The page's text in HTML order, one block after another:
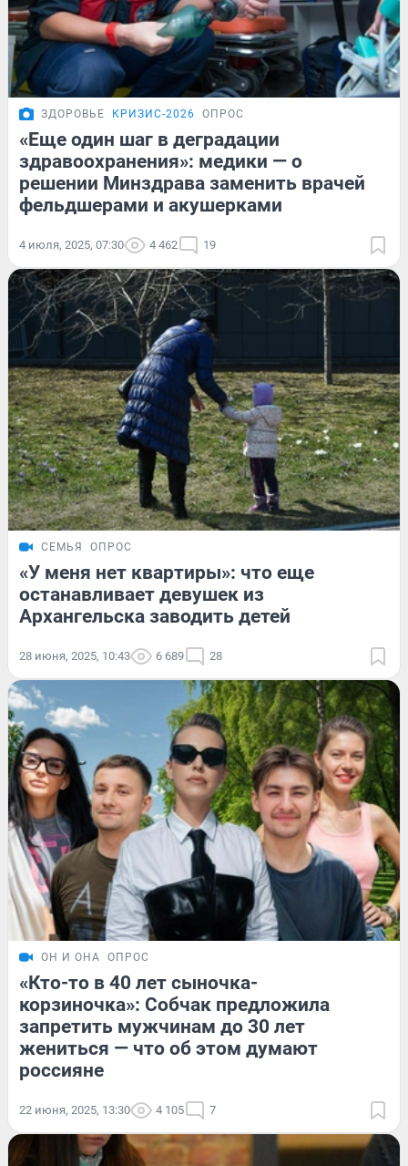
ЗДОРОВЬЕ КРИЗИС-2026 ОПРОС
«Eще один шаг в деградации
здравоохранения»: медики — о
решении Минздрава заменить врачей
фельдшерами и акушерками
4 июля, 2025, 07:30 4 462 19
СЕМЬЯ ОПРОС
«У меня нет квартиры»: что еще
останавливает девушек из
Архангельска заводить детей
28 июня, 2025, 10:43 6 689 28
ОН И ОНА ОПРОС
«Кто-то в 40 лет сыночка-
корзиночка»: Собчак предложила
запретить мужчинам до 30 лет
жениться — что об этом думают
россияне
22 июня, 2025, 13:30 4 105 7